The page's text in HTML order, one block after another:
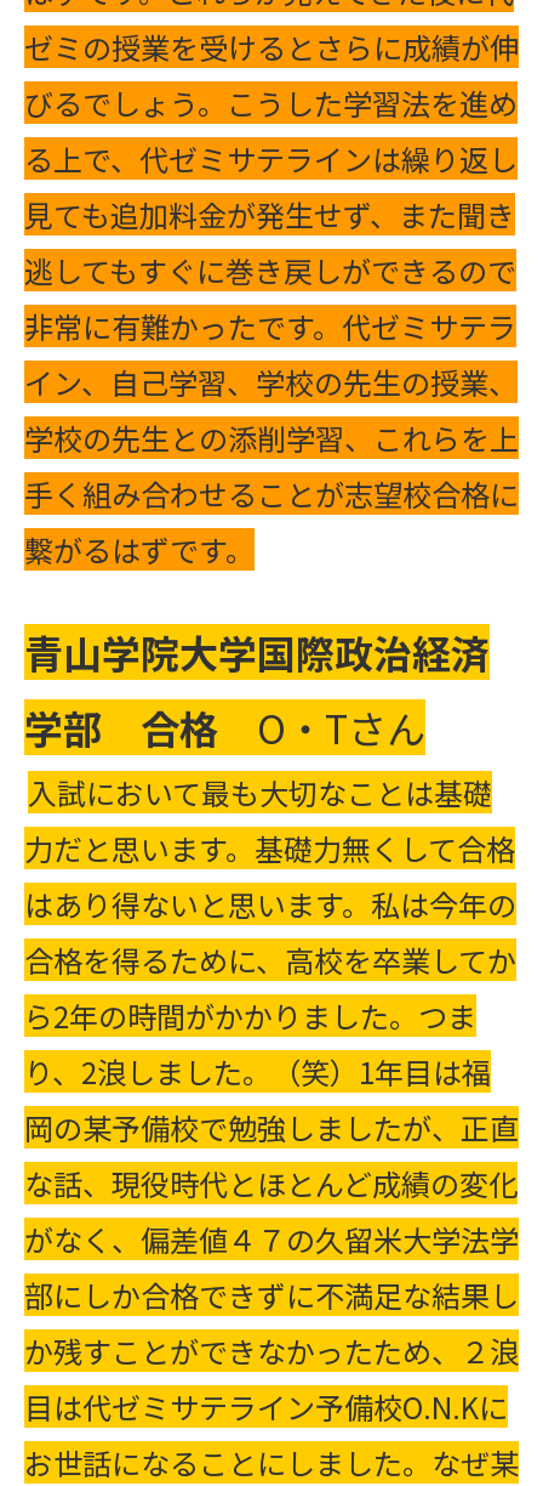
ゼミの授業を受けるとさらに成績が伸
びるでしょう。こうした学習法を進め
る上で、代ゼミサテラインは繰り返し
見ても追加料金が発生せず、また聞き
逃してもすぐに巻き戻しができるので
非常に有難かったです。代ゼミサテラ
イン、自己学習、学校の先生の授業、
学校の先生との添削学習、これらを上
手く組み合わせることが志望校合格に
繋がるはずです。
青山学院大学国際政治経済
学部
合格 O・Tさん
入試において最も大切なことは基礎
力だと思います。基礎力無くして合格
はあり得ないと思います。私は今年の
合格を得るために、高校を卒業してか
ら2年の時間がかかりました。つま
り、2浪しました。（笑）1年目は福
岡の某予備校で勉強しましたが、正直
な話、現役時代とほとんど成績の変化
がなく、偏差値４７の久留米大学法学
部にしか合格できずに不満足な結果し
か残すことができなかったため、２浪
目は代ゼミサテライン予備校O.N.Kに
お世話になることにしました。なぜ某